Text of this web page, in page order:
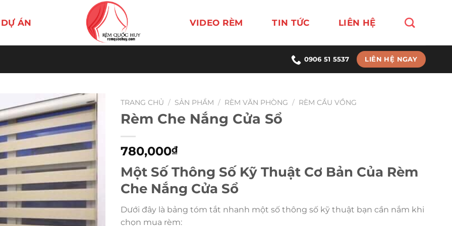
DỰ ÁN VIDEO RÈM TIN TỨC LIÊN HỆ
0906 51 5537 LIÊN HỆ NGAY
TRANG CHỦ / SẢN PHẨM / RÈM VĂN PHÒNG / RÈM CẦU VỒNG
Rèm Che Nắng Cửa Sổ
780,000₫
Một Số Thông Số Kỹ Thuật Cơ Bản Của Rèm
Che Nắng Cửa Sổ
Dưới đây là bảng tóm tắt nhanh một số thông số kỹ thuật bạn cần nắm khi
chọn mua rèm: